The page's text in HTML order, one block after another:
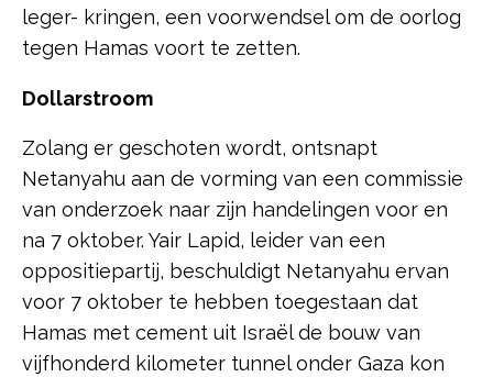
leger- kringen, een voorwendsel om de oorlog
tegen Hamas voort te zetten.
Dollarstroom
Zolang er geschoten wordt, ontsnapt
Netanyahu aan de vorming van een commissie
van onderzoek naar zijn handelingen voor en
na 7 oktober. Yair Lapid, leider van een
oppositiepartij, beschuldigt Netanyahu ervan
voor 7 oktober te hebben toegestaan dat
Hamas met cement uit Israël de bouw van
vijfhonderd kilometer tunnel onder Gaza kon